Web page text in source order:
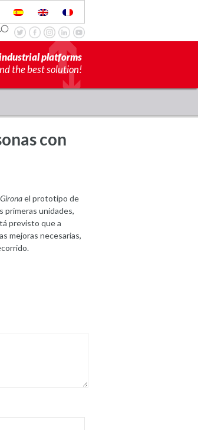
platforms
the best solution!
con
el prototipo de
primeras unidades,
previsto que a
mejoras necesarias,